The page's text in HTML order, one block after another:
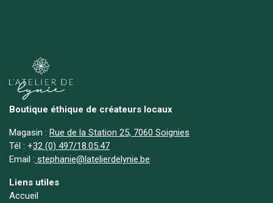
Boutique éthique de créateurs locaux
Magasin : Rue de la Station 25, 7060 Soignies
Tél : +32 (0) 497/18.05.47
Email : stephanie@latelierdelynie.be
Liens utiles
Accueil